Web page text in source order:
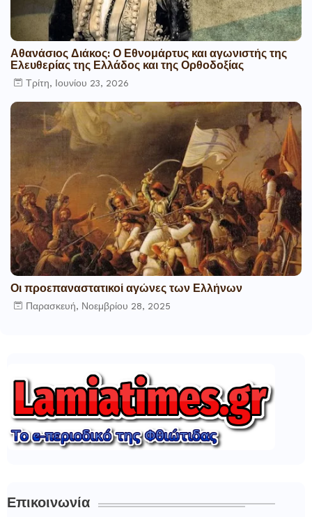
Αθανάσιος Διάκος: Ο Εθνομάρτυς και αγωνιστής της
Ελευθερίας της Ελλάδος και της Ορθοδοξίας
Τρίτη, Ιουνίου 23, 2026
Οι προεπαναστατικοί αγώνες των Ελλήνων
Παρασκευή, Νοεμβρίου 28, 2025
Επικοινωνία